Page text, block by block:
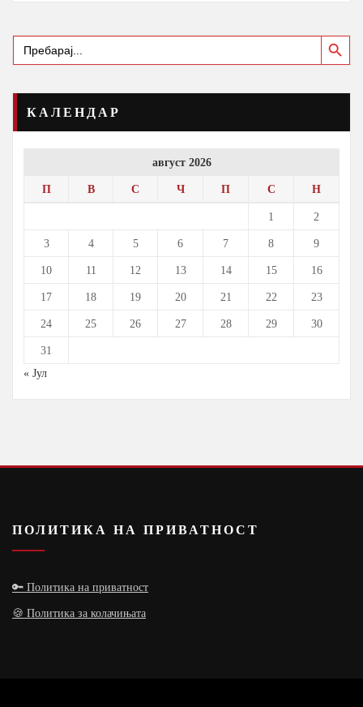
Search
for:
Search Button
КАЛЕНДАР
август 2026
П В С Ч П С Н
1 2
3 4 5 6 7 8 9
10 11 12 13 14 15 16
17 18 19 20 21 22 23
24 25 26 27 28 29 30
31
« Јул
ПОЛИТИКА НА ПРИВАТНОСТ
🔑 Политика на приватност
🍪 Политика за колачињата